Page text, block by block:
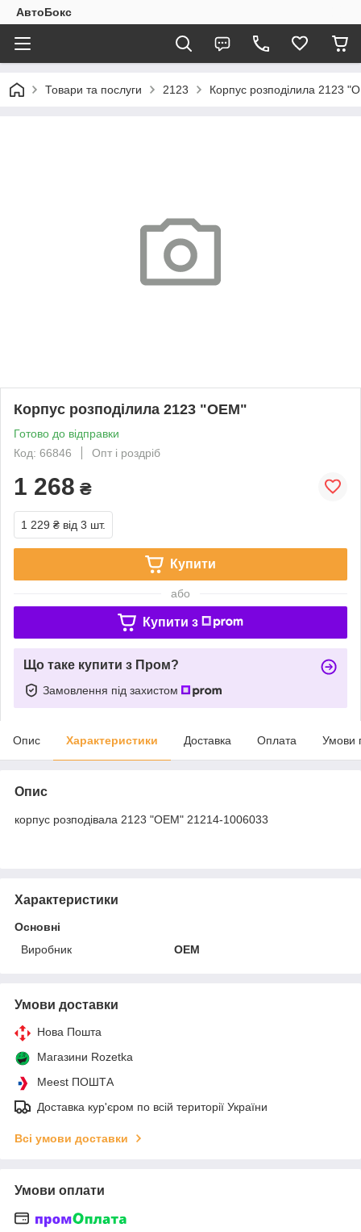
АвтоБокс
Товари та послуги 2123 Корпус розподілила 2123
Корпус розподілила 2123 "OEM"
Готово до відправки
Код: 66846
Опт і роздріб
1 268 ₴
1 229 ₴ від 3 шт.
Купити
або
Купити з
Що таке купити з Пром?
Замовлення під захистом
Опис Характеристики Доставка Оплата Умови
Опис
корпус розподівала 2123 "OEM" 21214-1006033
Характеристики
Основні
Виробник
OEM
Умови доставки
Нова Пошта
Магазини Rozetka
Meest ПОШТА
Доставка кур'єром по всій території України
Всі умови доставки
Умови оплати